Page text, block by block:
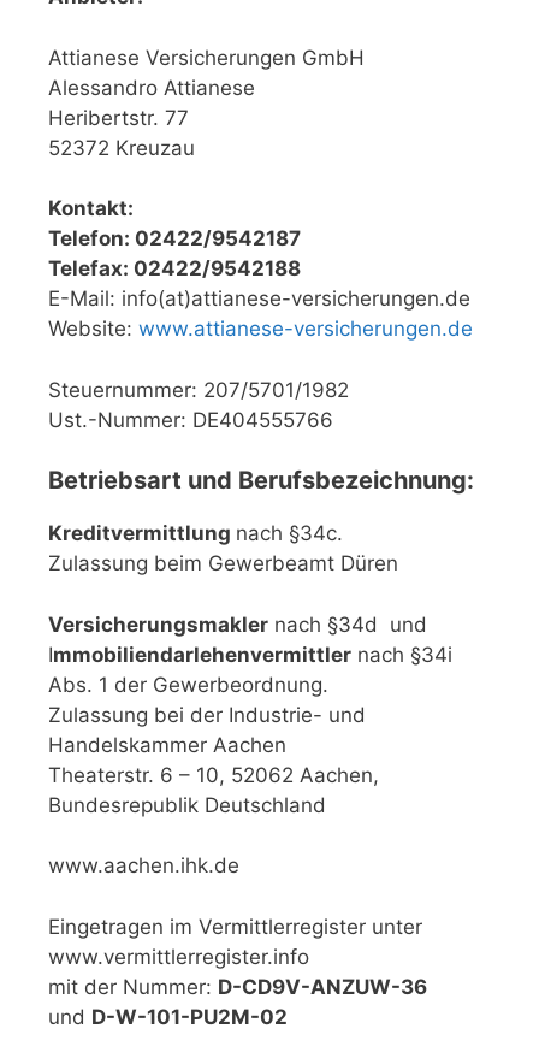
Attianese Versicherungen GmbH
Alessandro Attianese
Heribertstr. 77
52372 Kreuzau
Kontakt:
Telefon: 02422/9542187
Telefax: 02422/9542188
E-Mail: info(at)attianese-versicherungen.de
Website: www.attianese-versicherungen.de
Steuernummer: 207/5701/1982
Ust.-Nummer: DE404555766
Betriebsart und Berufsbezeichnung:
Kreditvermittlung nach §34c.
Zulassung beim Gewerbeamt Düren
Versicherungsmakler nach §34d und
Immobiliendarlehenvermittler nach §34i
Abs. 1 der Gewerbeordnung.
Zulassung bei der Industrie- und
Handelskammer Aachen
Theaterstr. 6 – 10, 52062 Aachen,
Bundesrepublik Deutschland
www.aachen.ihk.de
Eingetragen im Vermittlerregister unter
www.vermittlerregister.info
mit der Nummer: D-CD9V-ANZUW-36
und D-W-101-PU2M-02